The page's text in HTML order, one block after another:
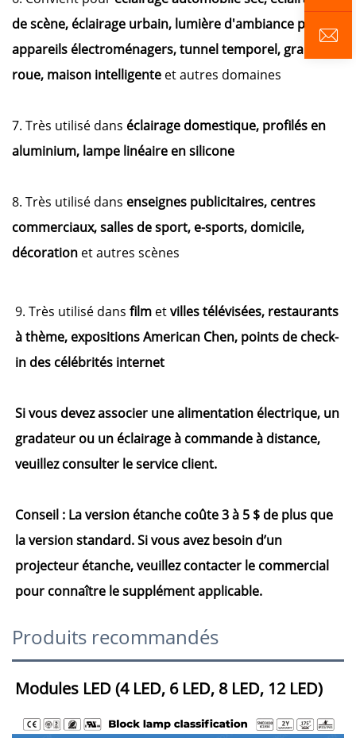
de scène, éclairage urbain, lumière d'ambiance pour
appareils électroménagers, tunnel temporel, grande
roue, maison intelligente et autres domaines
7. Très utilisé dans éclairage domestique, profilés en
aluminium, lampe linéaire en silicone
8. Très utilisé dans enseignes publicitaires, centres
commerciaux, salles de sport, e-sports, domicile,
décoration et autres scènes
9. Très utilisé dans film etvilles télévisées, restaurants
à thème, expositions American Chen, points de check-
in des célébrités internet
Si vous devez associer une alimentation électrique, un
gradateur ou un éclairage à commande à distance,
veuillez consulter le service client.
Conseil : La version étanche coûte 3 à 5 $ de plus que
la version standard. Si vous avez besoin d’un
projecteur étanche, veuillez contacter le commercial
pour connaître le supplément applicable.
Produits recommandés
Modules LED (4 LED, 6 LED, 8 LED, 12 LED)